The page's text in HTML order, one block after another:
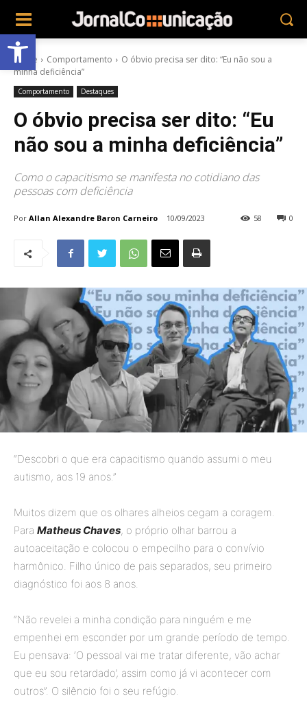
Abrir a barra de ferramentas
Home Comportamento
O óbvio precisa ser dito: “Eu não sou a
minha deficiência”
Comportamento Destaques
O óbvio precisa ser dito: “Eu
não sou a minha deficiência”
Como o capacitismo se manifesta no cotidiano das
pessoas com deficiência
Por Allan Alexandre Baron Carneiro 10/09/2023 0
58
“Descobri o que era capacitismo quando assumi o meu
autismo, aos 19 anos.”
Muitos dizem que os olhares alheios cegam a coragem.
Para Matheus Chaves, o próprio olhar barrou a
autoaceitação e colocou o empecilho para o convívio
harmônico. Filho único de pais separados, seu primeiro
diagnóstico foi aos 8 anos.
“Não revelei a minha condição para ninguém e me
empenhei em esconder por um grande período de tempo.
Eu pensava: ‘O pessoal vai me tratar diferente, vão achar
que eu sou retardado’, assim como já vi acontecer com
outros”. O silêncio foi o seu refúgio.